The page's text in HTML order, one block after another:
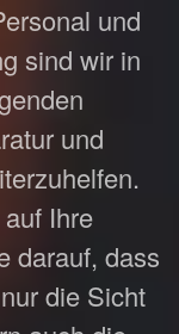
und
sind wir in
und
Ihre
darauf, dass
die Sicht